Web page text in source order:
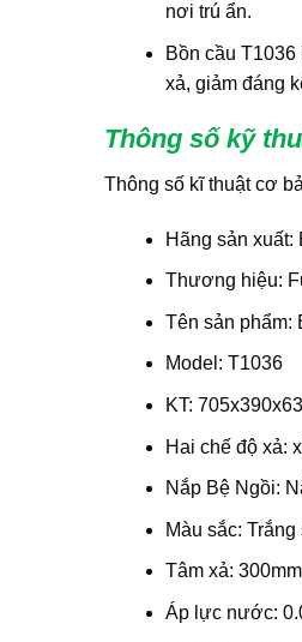
nơi trú ẩn.
Bồn cầu
xả, giảm đáng
Thông số kỹ
Thông số kĩ thuật cơ
Hãng sản xuất:
Thương hiệu:
Tên sản phẩm:
Model: T1036
KT:
Hai chế độ xả:
Nắp Bệ Ngồi:
Màu sắc: Trắng
Tâm xả: 300mm
Áp lực nước: